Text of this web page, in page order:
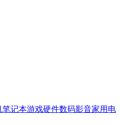
笔记本游戏硬件数码影音家用电